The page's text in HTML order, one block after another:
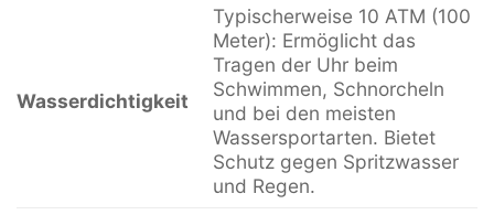
Wasserdichtigkeit
Typischerweise 10 ATM (100
Meter): Ermöglicht das
Tragen der Uhr beim
Schwimmen, Schnorcheln
und bei den meisten
Wassersportarten. Bietet
Schutz gegen Spritzwasser
und Regen.